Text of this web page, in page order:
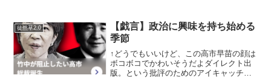
徒然草2.0
【戯言】政治に興味を持ち始める
季節
↑どうでもいいけど、この高市早苗の顔は
ボコボコでかわいそうだよダイレクト出
版。という批評のためのアイキャッチで